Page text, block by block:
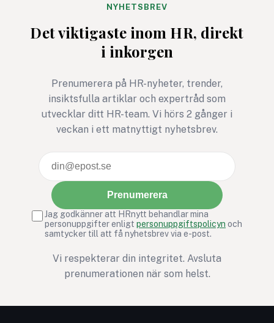
fem bästa tips för ett
säkrare sommarkontor.
NYHETSBREV
Det viktigaste inom HR, direkt
i inkorgen
Prenumerera på HR-nyheter, trender,
insiktsfulla artiklar och expertråd som
utvecklar ditt HR-team. Vi hörs 2 gånger i
veckan i ett matnyttigt nyhetsbrev.
Prenumerera
Jag godkänner att HRnytt behandlar mina
personuppgifter enligt personuppgiftspolicyn och
samtycker till att få nyhetsbrev via e-post.
Vi respekterar din integritet. Avsluta
prenumerationen när som helst.